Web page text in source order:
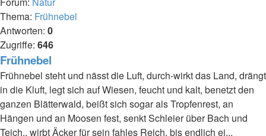
Thema: Frühnebel
Antworten: 0
Zugriffe: 646
Frühnebel
Frühnebel steht und nässt die Luft, durch-wirkt das Land, drängt
in die Kluft, legt sich auf Wiesen, feucht und kalt, benetzt den
ganzen Blätterwald, beißt sich sogar als Tropfenrest, an
Hängen und an Moosen fest, senkt Schleier über Bach und
Teich., wirbt Äcker für sein fahles Reich, bis endlich ei...